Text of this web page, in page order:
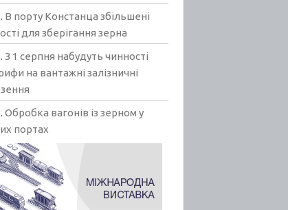
В порту Констанца збільшені
для зберігання зерна
З 1 серпня набудуть чинності
на вантажні залізничні
Обробка вагонів із зерном у
портах